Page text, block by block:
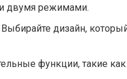
двумя режимами.
Выбирайте дизайн,
функции, такие